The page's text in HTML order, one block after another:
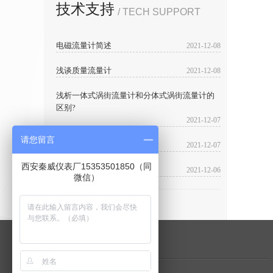
技术支持 / TECH SUPPORT
电磁流量计简述 2021-12-08
浅谈质量流量计 2021-12-08
浅析一体式涡街流量计和分体式涡街流量计的
区别?
2021-12-07
2021-12-07
无线水表为何那么受欢迎? 2021-12-06
快速链接
请您留言
西安秦威仪表厂15353501850（同
微信）